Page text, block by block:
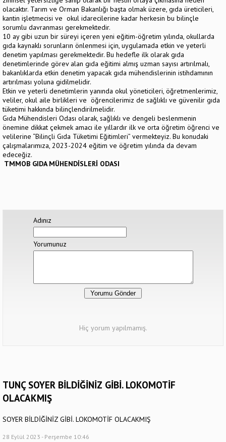
olacaktır. Tarım ve Orman Bakanlığı başta olmak üzere, gıda üreticileri,
kantin işletmecisi ve okul idarecilerine kadar herkesin bu bilinçle
sorumlu davranması gerekmektedir.
10 ay gibi uzun bir süreyi içeren yeni eğitim-öğretim yılında, okullarda
gıda kaynaklı sorunların önlenmesi için, uygulamada etkin ve yeterli
denetim yapılması gerekmektedir. Bu hedefle ilk olarak gıda
denetimlerinde görev alan gıda eğitimi almış uzman sayısı artırılmalı,
bakanlıklarda etkin denetim yapacak gıda mühendislerinin istihdamının
artırılması yoluna gidilmelidir.
Etkin ve yeterli denetimlerin yanında okul yöneticileri, öğretmenlerimiz,
veliler, okul aile birlikleri ve öğrencilerimiz de sağlıklı ve güvenilir gıda
tüketimi hakkında bilinçlendirilmelidir.
Gıda Mühendisleri Odası olarak, sağlıklı ve dengeli beslenmenin
önemine dikkat çekmek amacı ile yıllardır ilk ve orta öğretim öğrenci ve
velilerine “Bilinçli Gıda Tüketimi Eğitimleri” vermekteyiz. Bu konudaki
çalışmalarımıza, 2023-2024 eğitim ve öğretim yılında da devam
edeceğiz.
TMMOB GIDA MÜHENDİSLERİ ODASI
Adınız
Yorumunuz
Hiç yorum yapılmamış.
TUNÇ SOYER BİLDİĞİNİZ GİBİ. LOKOMOTİF
OLACAKMIŞ
SOYER BİLDİĞİNİZ GİBİ. LOKOMOTİF OLACAKMIŞ
28 Eylül 2023 - Perşembe 10:46